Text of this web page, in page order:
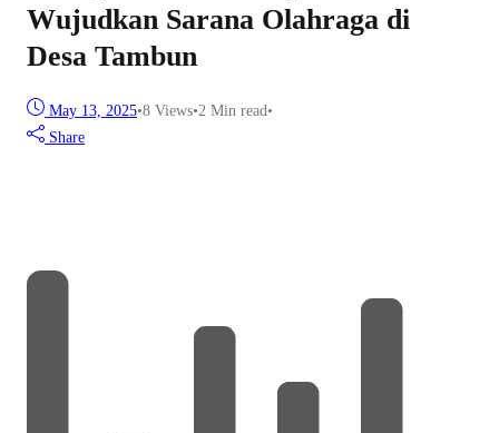
Wujudkan Sarana Olahraga di
Desa Tambun
May 13, 2025•8 Views•2 Min read•
Share